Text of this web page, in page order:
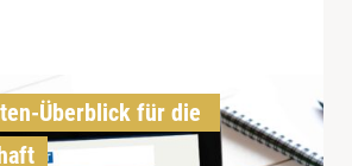
Überblick für die